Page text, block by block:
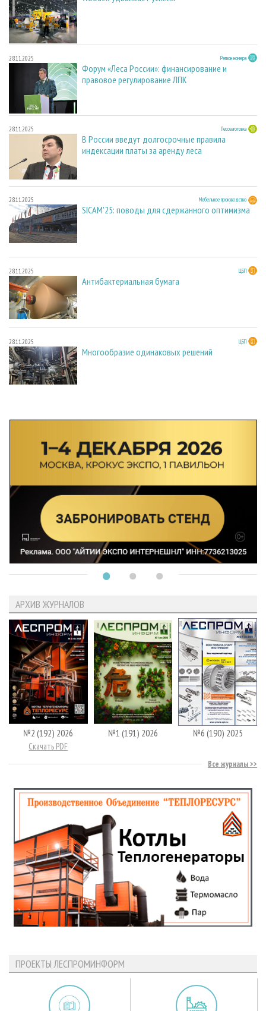
28.11.2025 Регион номера
Форум «Леса России»: финансирование и
правовое регулирование ЛПК
28.11.2025 Лесозаготовка
В России введут долгосрочные правила
индексации платы за аренду леса
28.11.2025 Мебельное производство
SICAM'25: поводы для сдержанного оптимизма
28.11.2025 ЦБП
Антибактериальная бумага
28.11.2025 ЦБП
Многообразие одинаковых решений
АРХИВ ЖУРНАЛОВ
№2 (192) 2026
Скачать PDF
№1 (191) 2026 №6 (190) 2025
Все журналы
ПРОЕКТЫ ЛЕСПРОМИНФОРМ